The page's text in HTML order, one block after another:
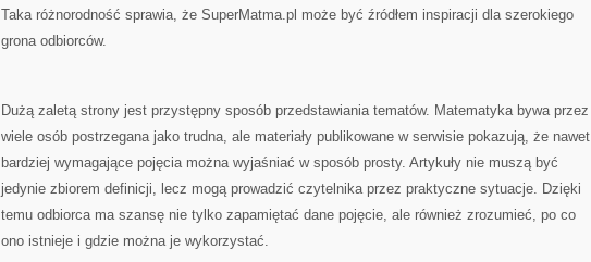
Taka różnorodność sprawia, że SuperMatma.pl może być źródłem inspiracji dla szerokiego
grona odbiorców.
Dużą zaletą strony jest przystępny sposób przedstawiania tematów. Matematyka bywa przez
wiele osób postrzegana jako trudna, ale materiały publikowane w serwisie pokazują, że nawet
bardziej wymagające pojęcia można wyjaśniać w sposób prosty. Artykuły nie muszą być
jedynie zbiorem definicji, lecz mogą prowadzić czytelnika przez praktyczne sytuacje. Dzięki
temu odbiorca ma szansę nie tylko zapamiętać dane pojęcie, ale również zrozumieć, po co
ono istnieje i gdzie można je wykorzystać.